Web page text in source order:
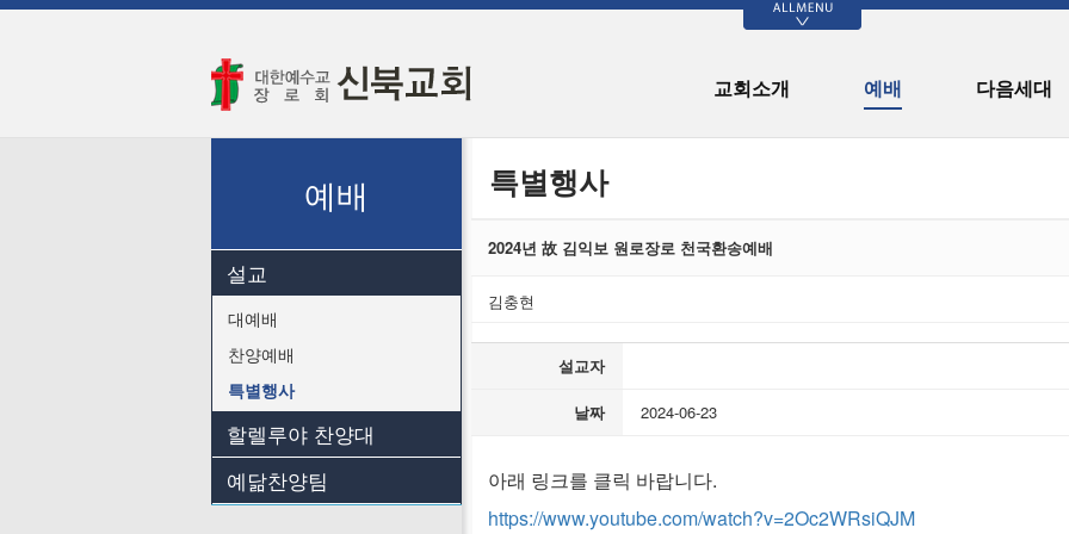
교회소개
교회소개
예배안내
오시는 길
할렐루야 찬양대
예닮찬양팀
아동부
교육부 게시판
신북기부천사
국내외 선교
70주년 기념 역사
교회소개 예배 다음세대
예배
설교
대예배
찬양예배
특별행사
할렐루야 찬양대
예닮찬양팀
특별행사
2024년 故 김익보 원로장로 천국환송예배
김충현
설교자
날짜 2024-06-23
아래 링크를 클릭 바랍니다.
https://www.youtube.com/watch?v=2Oc2WRsiQJM